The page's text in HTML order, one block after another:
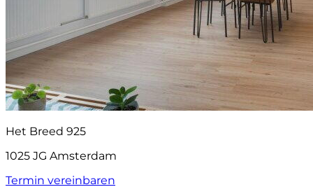
Het Breed 925
1025 JG Amsterdam
Termin vereinbaren